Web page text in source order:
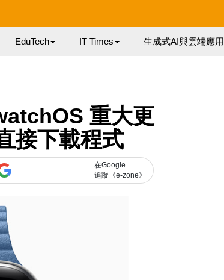
EduTech IT Times 生成式AI與雲端應用
重大更
接下載程式
在Google
追蹤《e-zone》